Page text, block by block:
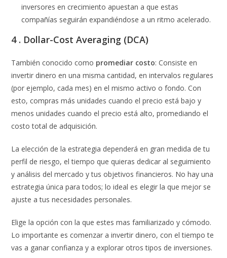
inversores en crecimiento apuestan a que estas
compañías seguirán expandiéndose a un ritmo acelerado.
4 . Dollar-Cost Averaging (DCA)
También conocido como promediar costo: Consiste en
invertir dinero en una misma cantidad, en intervalos regulares
(por ejemplo, cada mes) en el mismo activo o fondo. Con
esto, compras más unidades cuando el precio está bajo y
menos unidades cuando el precio está alto, promediando el
costo total de adquisición.
La elección de la estrategia dependerá en gran medida de tu
perfil de riesgo, el tiempo que quieras dedicar al seguimiento
y análisis del mercado y tus objetivos financieros. No hay una
estrategia única para todos; lo ideal es elegir la que mejor se
ajuste a tus necesidades personales.
Elige la opción con la que estes mas familiarizado y cómodo.
Lo importante es comenzar a invertir dinero, con el tiempo te
vas a ganar confianza y a explorar otros tipos de inversiones.